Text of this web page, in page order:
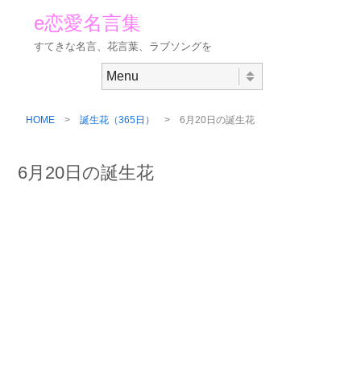
e恋愛名言集
すてきな名言、花言葉、ラブソングを
HOME > 誕生花（365日） > 6月20日の誕生花
6月20日の誕生花